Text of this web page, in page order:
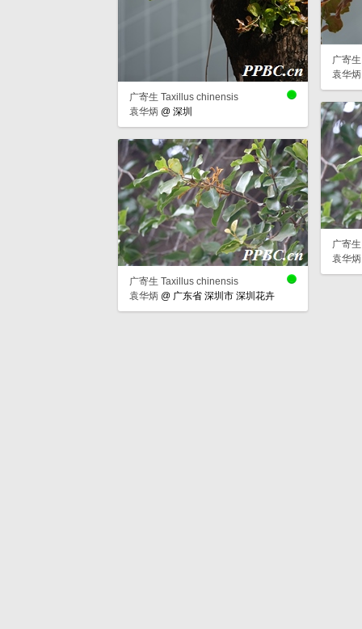
广寄
袁华炳
广寄生 Taxillus chinensis
袁华炳 @深圳
广寄
袁华炳
广寄生 Taxillus chinensis
袁华炳 @广东省 深圳市 深圳花卉